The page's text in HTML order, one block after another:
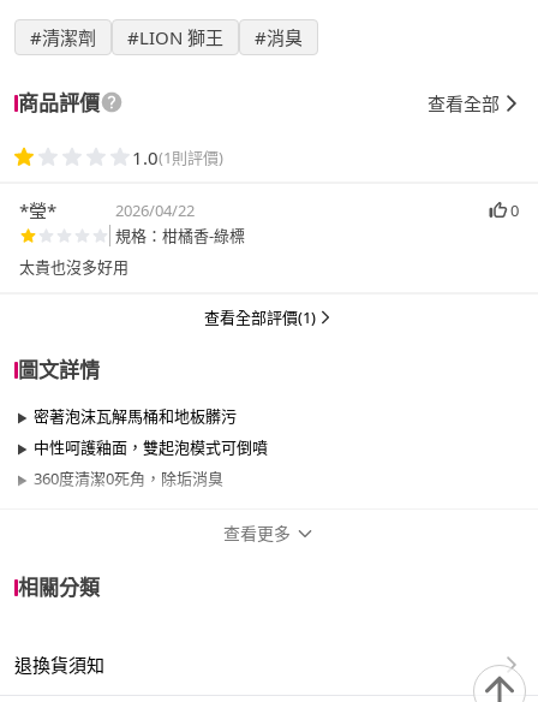
#清潔劑 #LION 獅王 #消臭
商品評價 查看全部
1.0(1則評價)
*瑩* 2026/04/22
0
規格：柑橘香-綠標
太貴也沒多好用
查看全部評價(1)
圖文詳情
密著泡沫瓦解馬桶和地板髒污
中性呵護釉面，雙起泡模式可倒噴
360度清潔0死角，除垢消臭
適用於
臥室、客廳、浴室、廚房、門、門櫃、陽台、
餐廳、室內、室外、玄關、窗戶
查看更多
相關分類
退換貨須知